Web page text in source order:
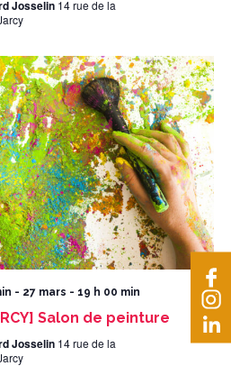
Josselin 14 rue de la
- 27 mars - 19 h 00 min
Salon de peinture
Josselin 14 rue de la